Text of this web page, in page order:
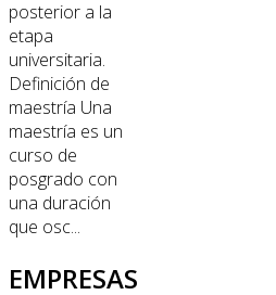
posterior a la
etapa
universitaria.
Definición de
maestría Una
maestría es un
curso de
posgrado con
una duración
que osc...
EMPRESAS